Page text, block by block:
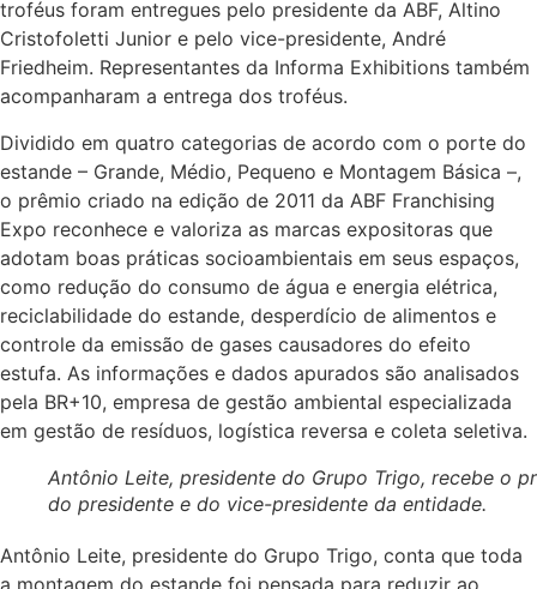
troféus foram entregues pelo presidente da ABF, Altino
Cristofoletti Junior e pelo vice-presidente, André
Friedheim. Representantes da Informa Exhibitions também
acompanharam a entrega dos troféus.
Dividido em quatro categorias de acordo com o porte do
estande – Grande, Médio, Pequeno e Montagem Básica –,
o prêmio criado na edição de 2011 da ABF Franchising
Expo reconhece e valoriza as marcas expositoras que
adotam boas práticas socioambientais em seus espaços,
como redução do consumo de água e energia elétrica,
reciclabilidade do estande, desperdício de alimentos e
controle da emissão de gases causadores do efeito
estufa. As informações e dados apurados são analisados
pela BR+10, empresa de gestão ambiental especializada
em gestão de resíduos, logística reversa e coleta seletiva.
Antônio Leite, presidente do Grupo Trigo, recebe o
do presidente e do vice-presidente da entidade.
Antônio Leite, presidente do Grupo Trigo, conta que toda
a montagem do estande foi pensada para reduzir ao